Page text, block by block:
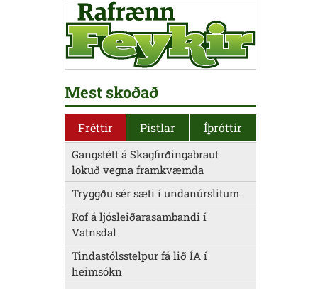
Mest skoðað
Fréttir Pistlar Íþróttir
Gangstétt á Skagfirðingabraut
lokuð vegna framkvæmda
Tryggðu sér sæti í undanúrslitum
Rof á ljósleiðarasambandi í
Vatnsdal
Tindastólsstelpur fá lið ÍA í
heimsókn